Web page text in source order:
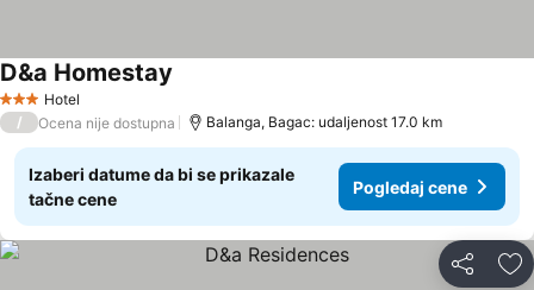
3 Zvezdice
Hotel
D&a Homestay
/ Ocena nije dostupna Balanga, Bagac: udaljenost 17.0 km
Izaberi datume da bi se prikazale
tačne cene
Pogledaj cene
Deli